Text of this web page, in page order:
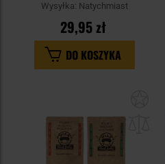
Wysyłka: Natychmiast
29,95 zł
DO KOSZYKA